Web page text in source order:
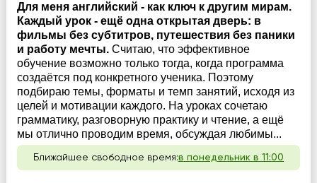
Для меня английский - как ключ к другим мирам.
Каждый урок - ещё одна открытая дверь: в
фильмы без субтитров, путешествия без паники
и работу мечты. Считаю, что эффективное
обучение возможно только тогда, когда программа
создаётся под конкретного ученика. Поэтому
подбираю темы, форматы и темп занятий, исходя из
целей и мотивации каждого. На уроках сочетаю
грамматику, разговорную практику и чтение, а ещё
мы отлично проводим время, обсуждая любимы...
Ближайшее свободное время:в понедельник в 11:00